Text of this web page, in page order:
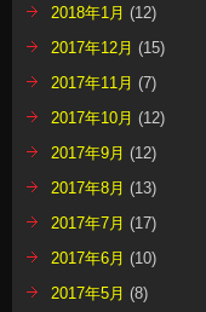
2018年1月 (12)
2017年12月 (15)
2017年11月 (7)
2017年10月 (12)
2017年9月 (12)
2017年8月 (13)
2017年7月 (17)
2017年6月 (10)
2017年5月 (8)